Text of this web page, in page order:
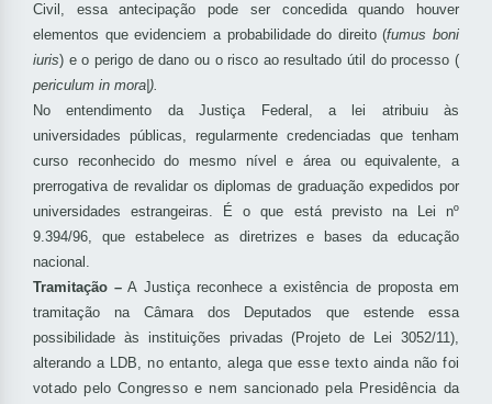
Civil, essa antecipação pode ser concedida quando houver
elementos que evidenciem a probabilidade do direito (fumus boni
iuris) e o perigo de dano ou o risco ao resultado útil do processo (
periculum in mora|).
No entendimento da Justiça Federal, a lei atribuiu às
universidades públicas, regularmente credenciadas que tenham
curso reconhecido do mesmo nível e área ou equivalente, a
prerrogativa de revalidar os diplomas de graduação expedidos por
universidades estrangeiras. É o que está previsto na Lei nº
9.394/96, que estabelece as diretrizes e bases da educação
nacional.
Tramitação – A Justiça reconhece a existência de proposta em
tramitação na Câmara dos Deputados que estende essa
possibilidade às instituições privadas (Projeto de Lei 3052/11),
alterando a LDB, no entanto, alega que esse texto ainda não foi
votado pelo Congresso e nem sancionado pela Presidência da